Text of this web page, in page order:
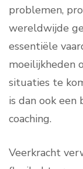
problemen,
wereldwijde
essentiële
moeilijkheden
situaties te
is dan ook een
coaching.
Veerkracht